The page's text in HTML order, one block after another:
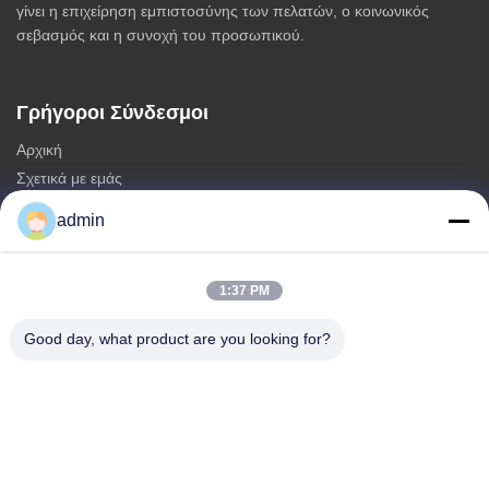
γίνει η επιχείρηση εμπιστοσύνης των πελατών, ο κοινωνικός
σεβασμός και η συνοχή του προσωπικού.
Γρήγοροι Σύνδεσμοι
Αρχική
Σχετικά με εμάς
προϊόντα
Επικοινωνήστε μαζί μας
τριγωνικός πύργος κεραίας
admin
1:37 PM
Good day, what product are you looking for?